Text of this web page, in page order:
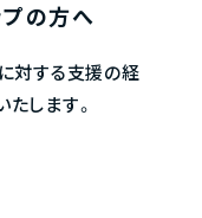
の方へ
対する支援の経
します。